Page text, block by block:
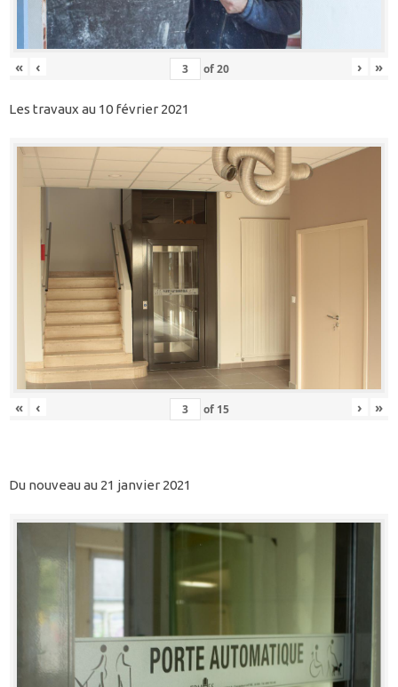
« ‹ of20 › »
Les travaux au 10 février 2021
« ‹ of 15 › »
Du nouveau au 21 janvier 2021